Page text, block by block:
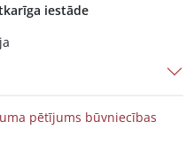
iestāde
pētījums būvniecības